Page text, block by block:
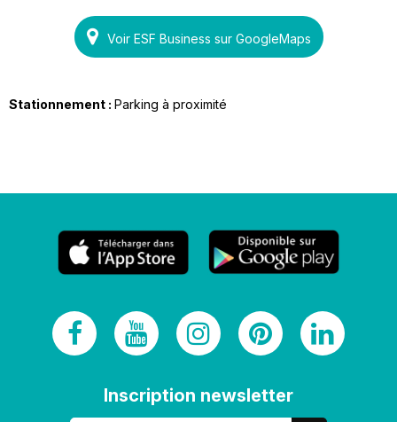
Voir ESF Business sur GoogleMaps
Stationnement : Parking à proximité
Inscription newsletter